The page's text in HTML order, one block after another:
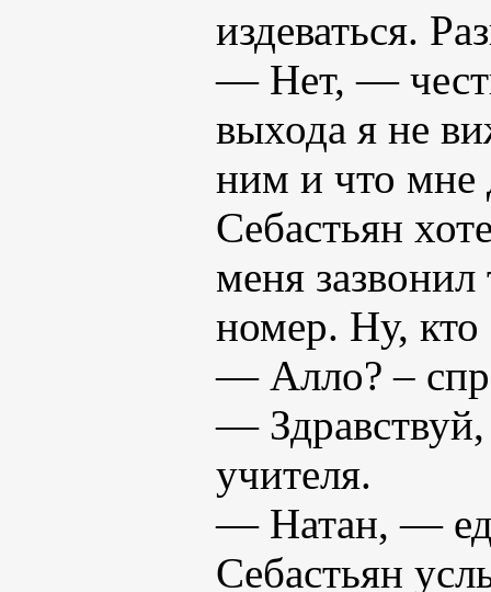
издеваться.
— Нет, —
выхода я не
ним и что мне
Себастьян
меня
номер. Ну, кто
— Алло? –
—
учителя.
— Натан, —
Себастьян